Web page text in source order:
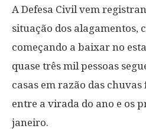
A Defesa Civil vem
situação dos alagamentos,
começando a baixar no
quase três mil pessoas
casas em razão das
entre a virada do ano e os
janeiro.